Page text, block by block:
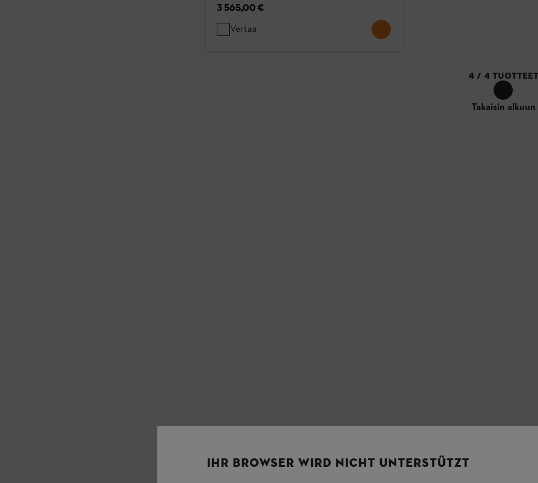
3 565,00 €
Vertaa
4 / 4 TUOTTEET
Takaisin alkuun
IHR BROWSER WIRD NICHT UNTERSTÜTZT